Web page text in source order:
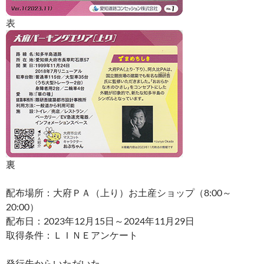
表
裏
配布場所：大府ＰＡ（上り）お土産ショップ（8:00～
20:00）
配布日：2023年12月15日～2024年11月29日
取得条件：ＬＩＮＥアンケート